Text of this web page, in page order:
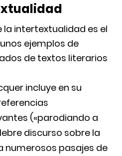
la intertextualidad es el
ejemplos de
de textos literarios
incluye en su
(«parodiando a
discurso sobre la
numerosos pasajes de